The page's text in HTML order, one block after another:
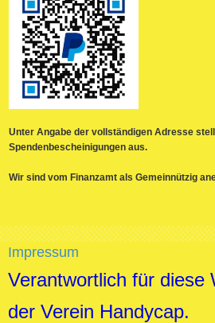
Unter Angabe der vollständigen Adresse
Spendenbescheinigungen aus.
Wir sind vom Finanzamt als Gemeinnützig
Impressum
Verantwortlich für diese
der Verein Handycap.